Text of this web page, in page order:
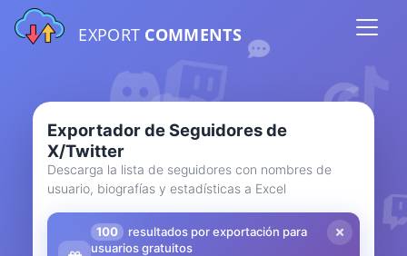
EXPORT COMMENTS
Exportador de Seguidores de
X/Twitter
Descarga la lista de seguidores con nombres de
usuario, biografías y estadísticas a Excel
100
resultados por exportación para
usuarios gratuitos